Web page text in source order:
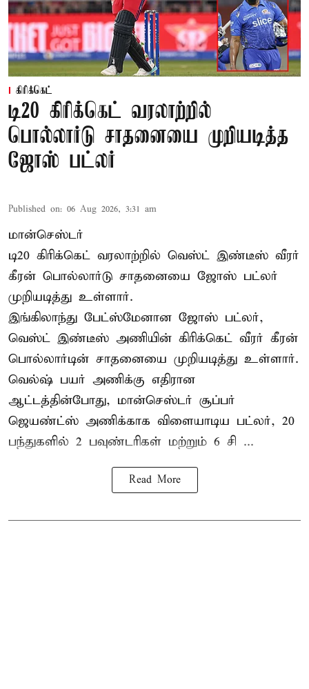
கிரிக்கெட்
டி20 கிரிக்கெட் வரலாற்றில்
பொல்லார்டு சாதனையை முறியடித்த
ஜோஸ் பட்லர்
Published on: 06 Aug 2026, 3:31 am
மான்செஸ்டர்
டி20 கிரிக்கெட் வரலாற்றில் வெஸ்ட் இண்டீஸ் வீரர்
கீரன் பொல்லார்டு சாதனையை ஜோஸ் பட்லர்
முறியடித்து உள்ளார்.
இங்கிலாந்து பேட்ஸ்மேனான ஜோஸ் பட்லர்,
வெஸ்ட் இண்டீஸ் அணியின் கிரிக்கெட் வீரர் கீரன்
பொல்லார்டின் சாதனையை முறியடித்து உள்ளார்.
வெல்ஷ் பயர் அணிக்கு எதிரான
ஆட்டத்தின்போது, மான்செஸ்டர் சூப்பர்
ஜெயண்ட்ஸ் அணிக்காக விளையாடிய பட்லர், 20
பந்துகளில் 2 பவுண்டரிகள் மற்றும் 6 சி ...
Read More